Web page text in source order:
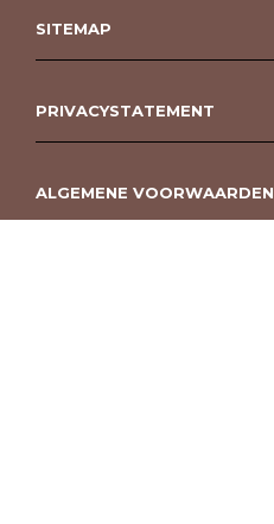
SITEMAP
PRIVACYSTATEMENT
ALGEMENE VOORWAARDEN